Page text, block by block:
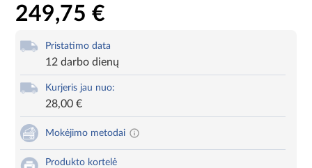
249,75 €
Pristatimo data
12 darbo dienų
Kurjeris jau nuo:
28,00 €
Mokėjimo metodai
Produkto kortelė